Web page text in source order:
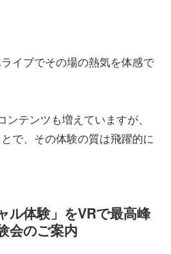
イブでその場の熱気を体感で
テンツも増えていますが、
で、その体験の質は飛躍的に
ル体験」をVRで最高峰
会のご案内